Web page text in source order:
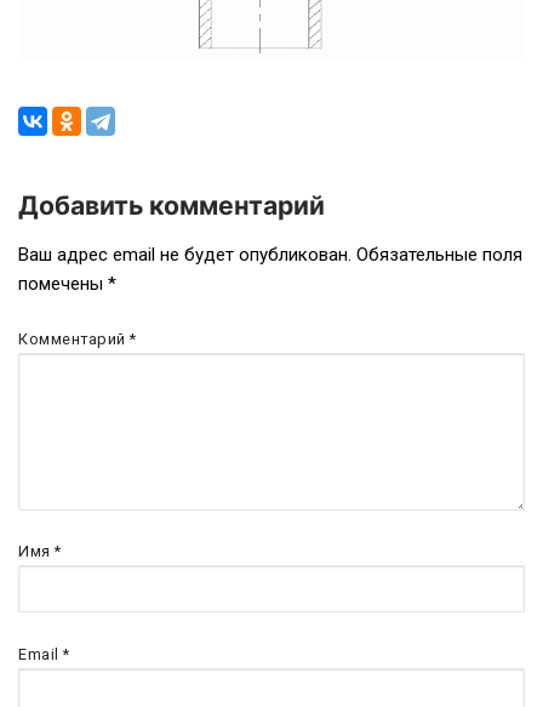
Навигация
по
записям
Добавить комментарий
Ваш адрес email не будет опубликован. Обязательные поля
помечены *
Комментарий*
Имя*
Email*